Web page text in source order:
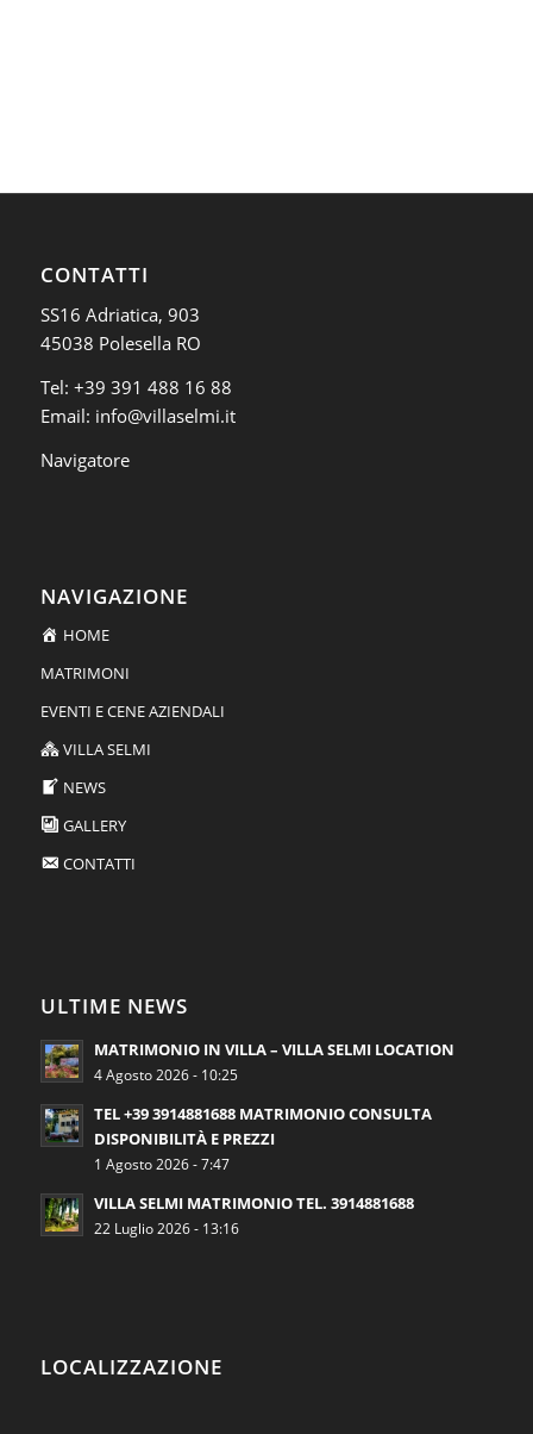
CONTATTI
SS16 Adriatica, 903
45038 Polesella RO
Tel: +39 391 488 16 88
Email: info@villaselmi.it
Navigatore
NAVIGAZIONE
HOME
MATRIMONI
EVENTI E CENE AZIENDALI
VILLA SELMI
NEWS
GALLERY
CONTATTI
ULTIME NEWS
MATRIMONIO IN VILLA – VILLA SELMI LOCATION
4 Agosto 2026 - 10:25
TEL +39 3914881688 MATRIMONIO CONSULTA
DISPONIBILITÀ E PREZZI
1 Agosto 2026 - 7:47
VILLA SELMI MATRIMONIO TEL. 3914881688
22 Luglio 2026 - 13:16
LOCALIZZAZIONE